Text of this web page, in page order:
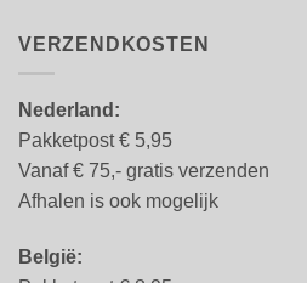
VERZENDKOSTEN
Nederland:
Pakketpost € 5,95
Vanaf € 75,- gratis verzenden
Afhalen is ook mogelijk
België: